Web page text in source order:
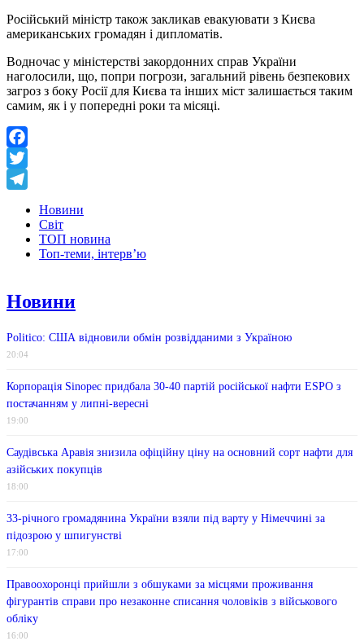
Російський міністр також закликав евакуювати з Києва
американських громадян і дипломатів.
Водночас у міністерстві закордонних справ України
наголосили, що, попри погрози, загальний рівень безпекових
загроз з боку Росії для Києва та інших міст залишається таким
самим, як і у попередні роки та місяці.
Facebook
Twitter
Новини
Світ
ТОП новина
Топ-теми, інтерв’ю
Новини
Politico: США відновили обмін розвідданими з Україною
20:04
Корпорація Sinopec придбала 30-40 партій російської нафти ESPO з
постачанням у липні-вересні
19:00
Саудівська Аравія знизила офіційну ціну на основний сорт нафти для
азійських покупців
18:00
33-річного громадянина України взяли під варту у Німеччині за
підозрою у шпигунстві
17:00
Правоохоронці прийшли з обшуками за місцями проживання
фігурантів справи про незаконне списання чоловіків з військового
обліку
16:00